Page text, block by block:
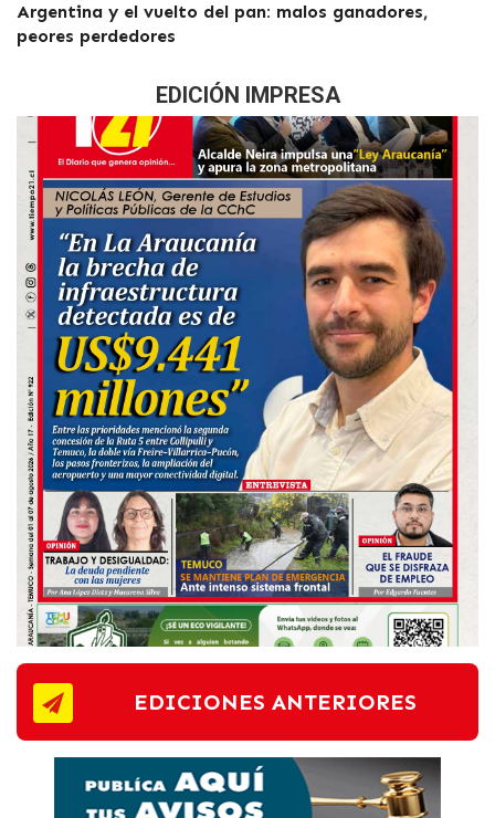
Argentina y el vuelto del pan: malos ganadores,
peores perdedores
EDICIÓN IMPRESA
EDICIONES ANTERIORES